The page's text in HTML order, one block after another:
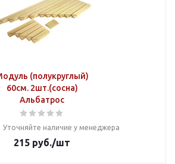
(полукруглый)
60см. 2шт.(сосна)
Альбатрос
Уточняйте наличие у менеджера
215 руб./шт